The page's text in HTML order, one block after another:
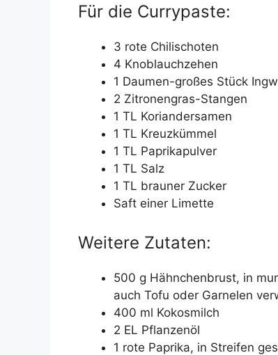
Für die Currypaste:
3 rote Chilischoten
4 Knoblauchzehen
1 Daumen-großes Stück
2 Zitronengras-Stangen
1 TL Koriandersamen
1 TL Kreuzkümmel
1 TL Paprikapulver
1 TL Salz
1 TL brauner Zucker
Saft einer Limette
Weitere Zutaten:
500 g Hähnchenbrust, in
auch Tofu oder Garnelen
400 ml Kokosmilch
2 EL Pflanzenöl
1 rote Paprika, in Streifen